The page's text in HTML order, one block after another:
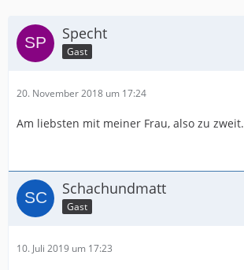
Specht
Gast
20. November 2018 um 17:24
Am liebsten mit meiner Frau, also zu zweit.
Schachundmatt
Gast
10. Juli 2019 um 17:23